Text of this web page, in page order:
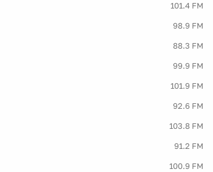
101.4 FM
98.9 FM
88.3 FM
99.9 FM
101.9 FM
92.6 FM
103.8 FM
91.2 FM
100.9 FM